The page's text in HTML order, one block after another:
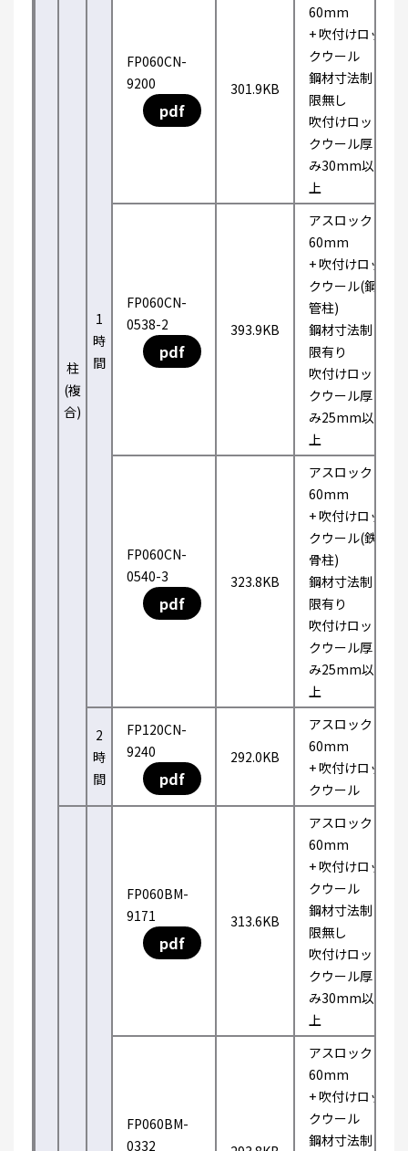
柱
(複
合)
1
時
間
FP060CN-
9200
pdf
301.9KB
60mm
+ 吹付けロッ
クウール
鋼材寸法制
限無し
吹付けロッ
クウール厚
み30mm以
上
FP060CN-
0538-2
pdf
393.9KB
アスロック
60mm
+ 吹付けロッ
クウール(鋼
管柱)
鋼材寸法制
限有り
吹付けロッ
クウール厚
み25mm以
上
FP060CN-
0540-3
pdf
323.8KB
アスロック
60mm
+ 吹付けロッ
クウール(鉄
骨柱)
鋼材寸法制
限有り
吹付けロッ
クウール厚
み25mm以
上
2
時
間
FP120CN-
9240
pdf
292.0KB
アスロック
60mm
+ 吹付けロッ
クウール
FP060BM-
9171
pdf
313.6KB
アスロック
60mm
+ 吹付けロッ
クウール
鋼材寸法制
限無し
吹付けロッ
クウール厚
み30mm以
上
FP060BM-
0332
アスロック
60mm
+ 吹付けロッ
クウール
鋼材寸法制